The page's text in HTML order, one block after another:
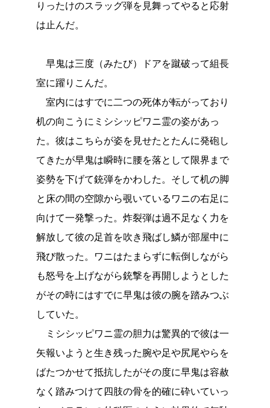
りったけのスラッグ弾を見舞ってやると応射
は止んだ。
早鬼は三度（みたび）ドアを蹴破って組長
室に躍りこんだ。
室内にはすでに二つの死体が転がっており
机の向こうにミシシッピワニ霊の姿があっ
た。彼はこちらが姿を見せたとたんに発砲し
てきたが早鬼は瞬時に腰を落として限界まで
姿勢を下げて銃弾をかわした。そして机の脚
と床の間の空隙から覗いているワニの右足に
向けて一発撃った。炸裂弾は過不足なく力を
解放して彼の足首を吹き飛ばし鱗が部屋中に
飛び散った。ワニはたまらずに転倒しながら
も怒号を上げながら銃撃を再開しようとした
がその時にはすでに早鬼は彼の腕を踏みつぶ
していた。
ミシシッピワニ霊の胆力は驚異的で彼は一
矢報いようと生き残った腕や足や尻尾やらを
ばたつかせて抵抗したがその度に早鬼は容赦
なく踏みつけて四肢の骨を的確に砕いていっ